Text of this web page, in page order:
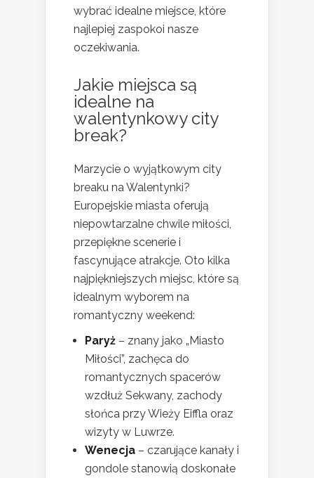
wybrać idealne miejsce, które
najlepiej zaspokoi nasze
oczekiwania.
Jakie miejsca są
idealne na
walentynkowy city
break?
Marzycie o wyjątkowym city
breaku na Walentynki?
Europejskie miasta oferują
niepowtarzalne chwile miłości,
przepiękne scenerie i
fascynujące atrakcje. Oto kilka
najpiękniejszych miejsc, które są
idealnym wyborem na
romantyczny weekend:
Paryż – znany jako „Miasto
Miłości”, zachęca do
romantycznych spacerów
wzdłuż Sekwany, zachody
słońca przy Wieży Eiffla oraz
wizyty w Luwrze.
Wenecja – czarujące kanały i
gondole stanowią doskonałe